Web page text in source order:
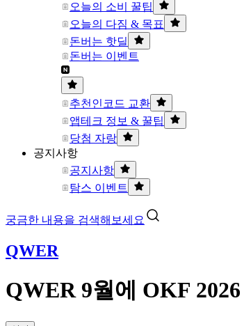
오늘의 소비 꿀팁
오늘의 다짐 & 목표
돈버는 핫딜
돈버는 이벤트
추천인코드 교환
앱테크 정보 & 꿀팁
당첨 자랑
공지사항
공지사항
탐스 이벤트
궁금한 내용을 검색해보세요
QWER
QWER 9월에 OKF